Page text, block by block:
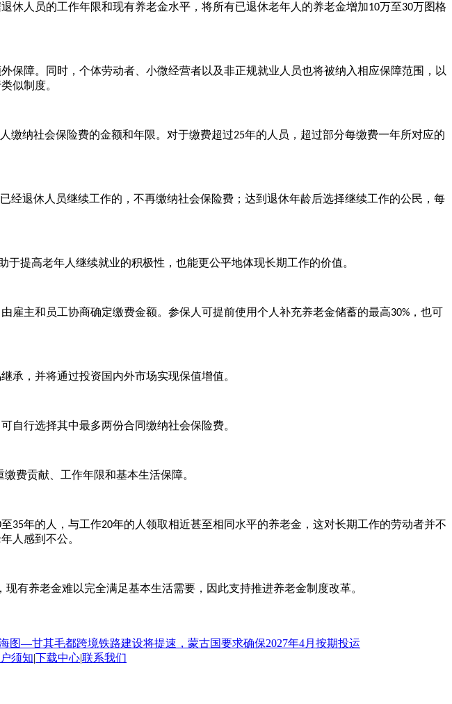
休人员的工作年限和现有养老金水平，将所有已退休老年人的养老金增加10万至30万图格
障。同时，个体劳动者、小微经营者以及非正规就业人员也将被纳入相应保障范围，以
似制度。
缴纳社会保险费的金额和年限。对于缴费超过25年的人员，超过部分每缴费一年所对应的
经退休人员继续工作的，不再缴纳社会保险费；达到退休年龄后选择继续工作的公民，每
于提高老年人继续就业的积极性，也能更公平地体现长期工作的价值。
雇主和员工协商确定缴费金额。参保人可提前使用个人补充养老金储蓄的最高30% ，也可
承，并将通过投资国内外市场实现保值增值。
自行选择其中最多两份合同缴纳社会保险费。
费贡献、工作年限和基本生活保障。
至35年的人，与工作20年的人领取相近甚至相同水平的养老金，这对长期工作的劳动者并不
人感到不公。
有养老金难以完全满足基本生活需要，因此支持推进养老金制度改革。
图—甘其毛都跨境铁路建设将提速，蒙古国要求确保2027年4月按期投运
须知 下载中心联系我们